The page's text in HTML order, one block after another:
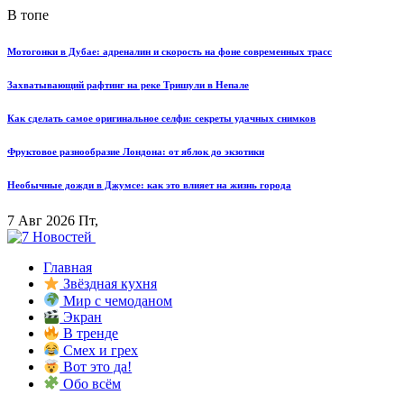
В топе
Мотогонки в Дубае: адреналин и скорость на фоне современных трасс
Захватывающий рафтинг на реке Тришули в Непале
Как сделать самое оригинальное селфи: секреты удачных снимков
Фруктовое разнообразие Лондона: от яблок до экзотики
Необычные дожди в Джумсе: как это влияет на жизнь города
7 Авг 2026 Пт,
Главная
Звёздная кухня
Мир с чемоданом
Экран
В тренде
Смех и грех
Вот это да!
Обо всём